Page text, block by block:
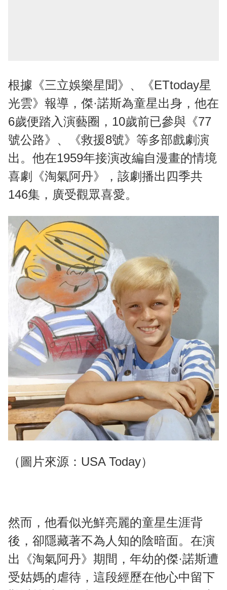
根據《三立娛樂星聞》、《ETtoday星
光雲》報導，傑·諾斯為童星出身，他在
6歲便踏入演藝圈，10歲前已參與《77
號公路》、《救援8號》等多部戲劇演
出。他在1959年接演改編自漫畫的情境
喜劇《淘氣阿丹》，該劇播出四季共
146集，廣受觀眾喜愛。
（圖片來源：USA Today）
然而，他看似光鮮亮麗的童星生涯背
後，卻隱藏著不為人知的陰暗面。在演
出《淘氣阿丹》期間，年幼的傑·諾斯遭
受姑媽的虐待，這段經歷在他心中留下